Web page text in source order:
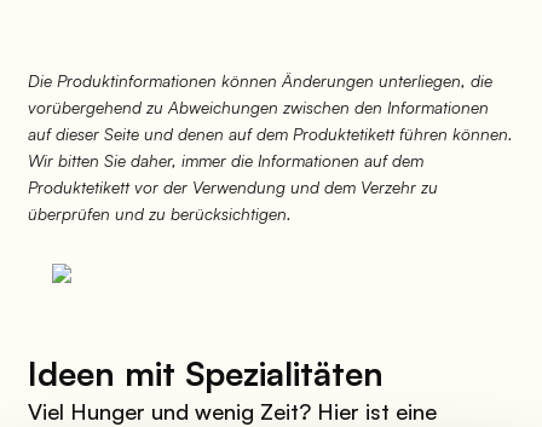
Die Produktinformationen können Änderungen unterliegen, die
vorübergehend zu Abweichungen zwischen den Informationen
auf dieser Seite und denen auf dem Produktetikett führen können.
Wir bitten Sie daher, immer die Informationen auf dem
Produktetikett vor der Verwendung und dem Verzehr zu
überprüfen und zu berücksichtigen.
Ideen mit Spezialitäten
Viel Hunger und wenig Zeit? Hier ist eine